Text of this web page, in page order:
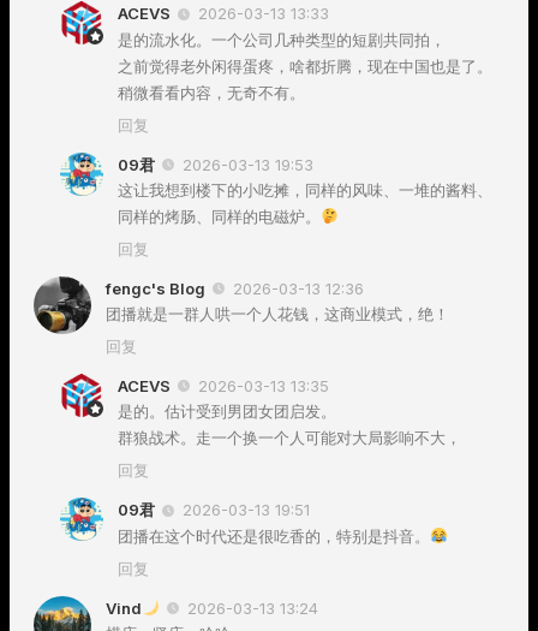
ACEVS
2026-03-13 13:33
是的流水化。一个公司几种类型的短剧共同拍，
之前觉得老外闲得蛋疼，啥都折腾，现在中国也是了。
稍微看看内容，无奇不有。
回复
09君
2026-03-13 19:53
这让我想到楼下的小吃摊，同样的风味、一堆的酱料、
同样的烤肠、同样的电磁炉。
回复
fengc's Blog
2026-03-13 12:36
团播就是一群人哄一个人花钱，这商业模式，绝！
回复
ACEVS
2026-03-13 13:35
是的。估计受到男团女团启发。
群狼战术。走一个换一个人可能对大局影响不大，
回复
09君
2026-03-13 19:51
团播在这个时代还是很吃香的，特别是抖音。
回复
Vind
2026-03-13 13:24